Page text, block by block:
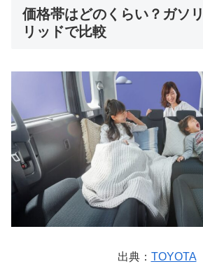
価格帯はどのくらい？ガソ
リッドで比較
出典： TOYOTA